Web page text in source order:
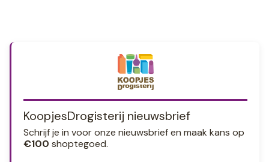
KoopjesDrogisterij nieuwsbrief
Schrijf je in voor onze nieuwsbrief en maak kans op
€100 shoptegoed.